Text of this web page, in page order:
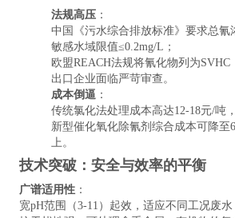
法规高压：
中国《污水综合排放标准》要求总氰
敏感水域限值≤0.2mg/L；
欧盟REACH法规将氰化物列为SVHC
出口企业面临严苛审查。
成本倒逼：
传统氯化法处理成本高达12-18元/吨
新型催化氧化除氰剂综合成本可降至
上。
技术突破：安全与效率的平衡
广谱适用性：
宽pH范围（3-11）起效，适应不同工况废水